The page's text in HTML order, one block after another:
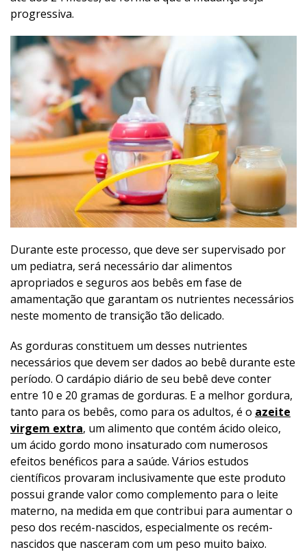
progressiva.
Durante este processo, que deve ser supervisado por
um pediatra, será necessário dar alimentos
apropriados e seguros aos bebês em fase de
amamentação que garantam os nutrientes necessários
neste momento de transição tão delicado.
As gorduras constituem um desses nutrientes
necessários que devem ser dados ao bebê durante este
período. O cardápio diário de seu bebê deve conter
entre 10 e 20 gramas de gorduras. E a melhor gordura,
tanto para os bebês, como para os adultos, é o azeite
virgem extra, um alimento que contém ácido oleico,
um ácido gordo mono insaturado com numerosos
efeitos benéficos para a saúde. Vários estudos
científicos provaram inclusivamente que este produto
possui grande valor como complemento para o leite
materno, na medida em que contribui para aumentar o
peso dos recém-nascidos, especialmente os recém-
nascidos que nasceram com um peso muito baixo.